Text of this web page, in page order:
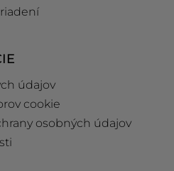
údajov
cookie
osobných údajov